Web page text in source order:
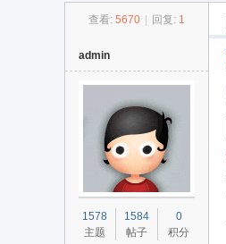
›
查看: 5670 回复: 1
admin
1578
主题
1584
帖子
0
积分